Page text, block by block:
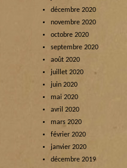
décembre 2020
novembre 2020
octobre 2020
septembre 2020
août 2020
juillet 2020
juin 2020
mai 2020
avril 2020
mars 2020
février 2020
janvier 2020
décembre 2019